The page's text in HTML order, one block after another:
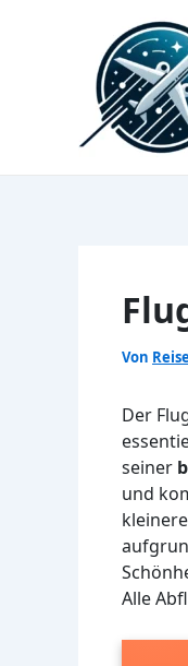
Von
Der
seiner
und
Alle